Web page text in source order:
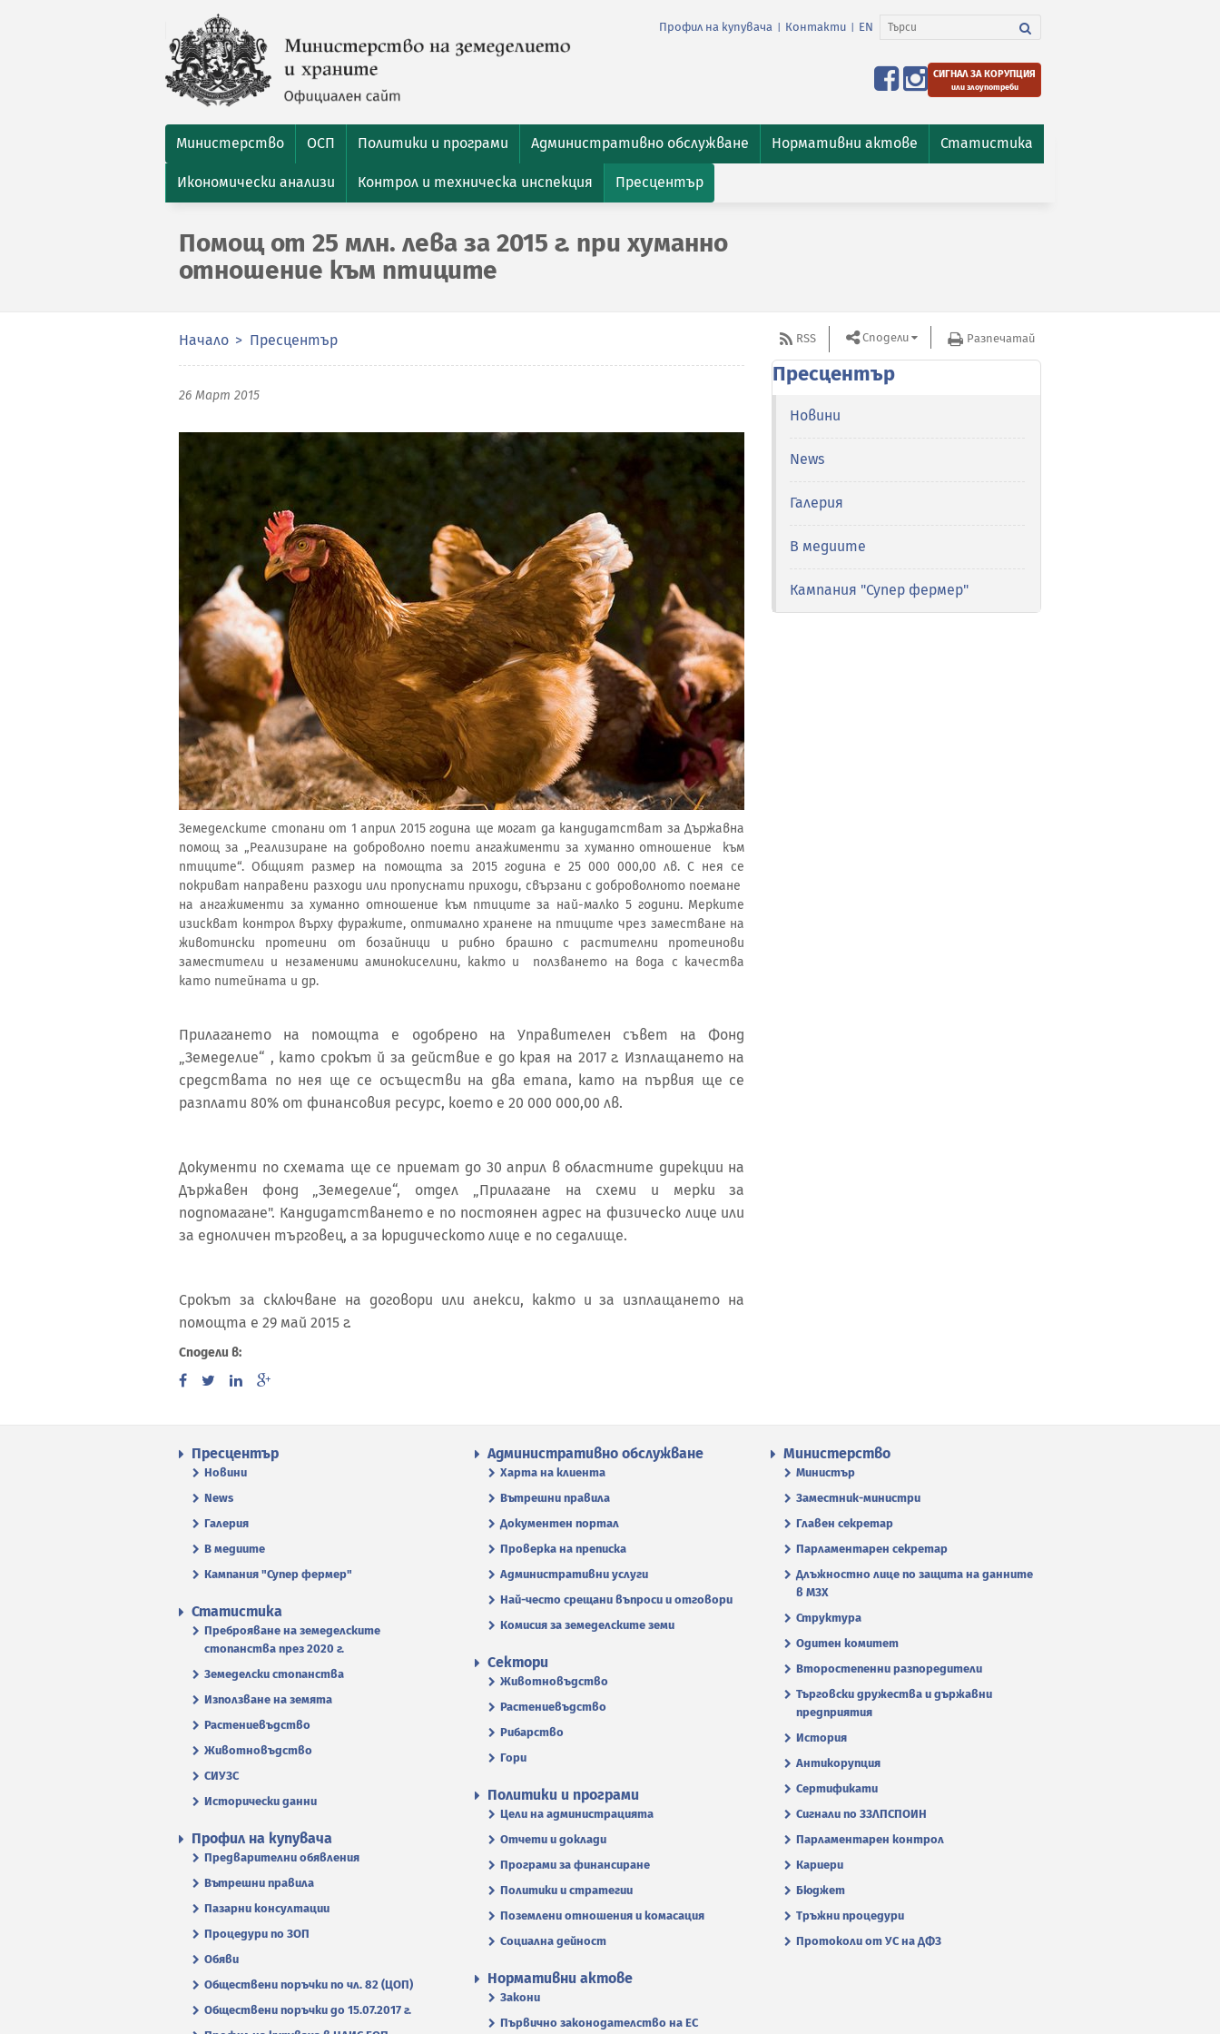
Профил на купувача Контакти EN
СИГНАЛ ЗА КОРУПЦИЯ
или злоупотреби
Министерство ОСП Политики и програми Административно обслужване Нормативни актове Статистика
Икономически анализи Контрол и техническа инспекция Пресцентър
Помощ от 25 млн. лева за 2015 г. при хуманно
отношение към птиците
Начало Пресцентър
26 Март 2015
Земеделските стопани от 1 април 2015 година ще могат да кандидатстват за Държавна
помощ за „Реализиране на доброволно поети ангажименти за хуманно отношение към
птиците“. Общият размер на помощта за 2015 година е 25 000 000,00 лв. С нея се
покриват направени разходи или пропуснати приходи, свързани с доброволното поемане
на ангажименти за хуманно отношение към птиците за най-малко 5 години. Мерките
изискват контрол върху фуражите, оптимално хранене на птиците чрез заместване на
животински протеини от бозайници и рибно брашно с растителни протеинови
заместители и незаменими аминокиселини, както и ползването на вода с качества
като питейната и др.
Прилагането на помощта е одобрено на Управителен съвет на Фонд
„Земеделие“ , като срокът й за действие е до края на 2017 г. Изплащането на
средствата по нея ще се осъществи на два етапа, като на първия ще се
разплати 80% от финансовия ресурс, което е 20 000 000,00 лв.
Документи по схемата ще се приемат до 30 април в областните дирекции на
Държавен фонд „Земеделие“, отдел „Прилагане на схеми и мерки за
подпомагане". Кандидатстването е по постоянен адрес на физическо лице или
за едноличен търговец, а за юридическото лице е по седалище.
Срокът за сключване на договори или анекси, както и за изплащането на
помощта е 29 май 2015 г.
Сподели в:
RSS Сподели Разпечатай
Пресцентър
Новини
News
Галерия
В медиите
Кампания "Супер фермер"
Пресцентър
Новини
News
Галерия
В медиите
Кампания "Супер фермер"
Административно обслужване
Харта на клиента
Вътрешни правила
Документен портал
Проверка на преписка
Административни услуги
Най-често срещани въпроси и отговори
Комисия за земеделските земи
Министерство
Министър
Заместник-министри
Главен секретар
Парламентарен секретар
Длъжностно лице по защита на данните
в МЗХ
Структура
Одитен комитет
Второстепенни разпоредители
Търговски дружества и държавни
предприятия
История
Антикорупция
Сертификати
Сигнали по ЗЗЛПСПОИН
Парламентарен контрол
Кариери
Бюджет
Тръжни процедури
Протоколи от УС на ДФЗ
Статистика
Преброяване на земеделските
стопанства през 2020 г.
Земеделски стопанства
Използване на земята
Растениевъдство
Животновъдство
СИУЗС
Исторически данни
Сектори
Животновъдство
Растениевъдство
Рибарство
Гори
Политики и програми
Цели на администрацията
Отчети и доклади
Програми за финансиране
Политики и стратегии
Поземлени отношения и комасация
Социална дейност
Профил на купувача
Предварителни обявления
Вътрешни правила
Пазарни консултации
Процедури по ЗОП
Обяви
Обществени поръчки по чл. 82 (ЦОП)
Обществени поръчки до 15.07.2017 г.
Нормативни актове
Закони
Първично законодателство на ЕС